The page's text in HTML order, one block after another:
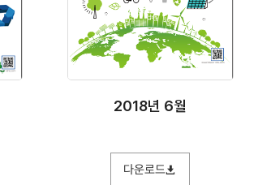
2018년 6월
다운로드